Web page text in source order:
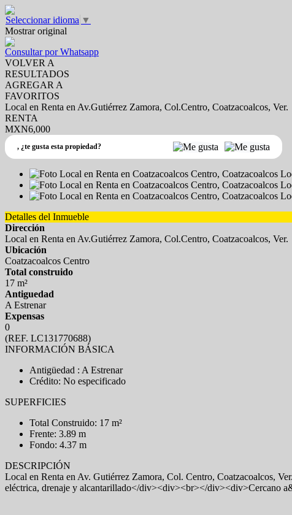
Seleccionar idioma ▼
Mostrar original
Consultar por Whatsapp
VOLVER A
RESULTADOS
AGREGAR A
FAVORITOS
Local en Renta en Av.Gutiérrez Zamora, Col.Centro, Coatzacoalcos, Ver.
RENTA
MXN6,000
, ¿te gusta esta propiedad?
Detalles del Inmueble
Dirección
Local en Renta en Av.Gutiérrez Zamora, Col.Centro, Coatzacoalcos, Ver.
Ubicación
Coatzacoalcos Centro
Total construido
17 m²
Antiguedad
A Estrenar
Expensas
0
(REF. LC131770688)
INFORMACIÓN BÁSICA
Antigüedad : A Estrenar
Crédito: No especificado
SUPERFICIES
Total Construido: 17 m²
Frente: 3.89 m
Fondo: 4.37 m
DESCRIPCIÓN
Local en Renta en Av. Gutiérrez Zamora, Col. Centro, Coatzacoalcos,
eléctrica, drenaje y alcantarillado</div><div><br></div><div>Cercano